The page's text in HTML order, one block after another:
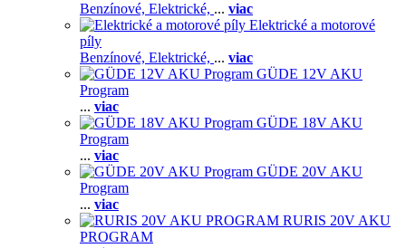
Benzínové, Elektrické, ... viac
Elektrické a motorové
píly
Benzínové, Elektrické, ... viac
GÜDE 12V AKU
Program
... viac
GÜDE 18V AKU
Program
... viac
GÜDE 20V AKU
Program
... viac
RURIS 20V AKU
PROGRAM